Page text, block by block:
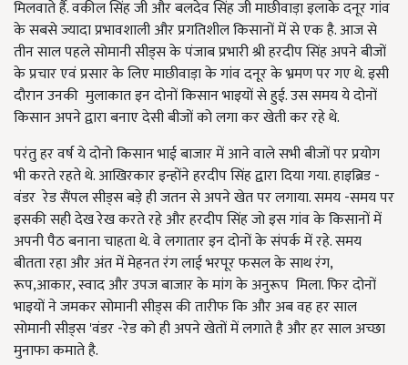
मिलवाते र्है. वकील सिंह जी और बलदेव सिंह जी माछीवाड़ा इलाके दनूर गांव
के सबसे ज्यादा प्रभावशाली और प्रगतिशील किसानों में से एक है. आज से
तीन साल पहले सोमानी सीड्स के पंजाब प्रभारी श्री हरदीप सिंह अपने बीजों
के प्रचार एवं प्रसार के लिए माछीवाड़ा के गांव दनूर के भ्रमण पर गए थे. इसी
दौरान उनकी मुलाकात इन दोनों किसान भाइयों से हुई. उस समय ये दोनों
किसान अपने द्वारा बनाए देसी बीजों को लगा कर खेती कर रहे थे.
परंतु हर वर्ष ये दोनो किसान भाई बाजार में आने वाले सभी बीजों पर प्रयोग
भी करते रहते थे. आखिरकार इन्होंने हरदीप सिंह द्वारा दिया गया. हाइब्रिड -
वंडर रेड सैंपल सीड्स बड़े ही जतन से अपने खेत पर लगाया. समय -समय पर
इसकी सही देख रेख करते रहे और हरदीप सिंह जो इस गांव के किसानों में
अपनी पैठ बनाना चाहता थे. वे लगातार इन दोनों के संपर्क में रहे. समय
बीतता रहा और अंत में मेहनत रंग लाई भरपूर फसल के साथ रंग,
रूप,आकार, स्वाद और उपज बाजार के मांग के अनुरूप मिला. फिर दोनों
भाइयों ने जमकर सोमानी सीड्स की तारीफ कि और अब वह हर साल
सोमानी सीड्स 'वंडर -रेड को ही अपने खेतों में लगाते है और हर साल अच्छा
मुनाफा कमाते है.